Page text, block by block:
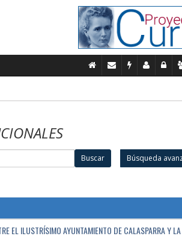
Buscar Búsqueda
EL ILUSTRÍSIMO AYUNTAMIENTO DE CALASPARRA Y LA